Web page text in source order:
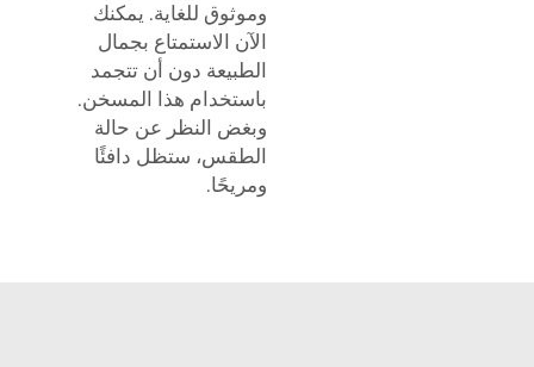
وموثوق للغاية. يمكنك
الآن الاستمتاع بجمال
الطبيعة دون أن تتجمد
باستخدام هذا المسخن.
وبغض النظر عن حالة
الطقس، ستظل دافئًا
ومريحًا.